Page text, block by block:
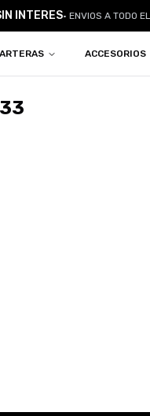
INTERES• ENVIOS A TODO
ACCESORIOS